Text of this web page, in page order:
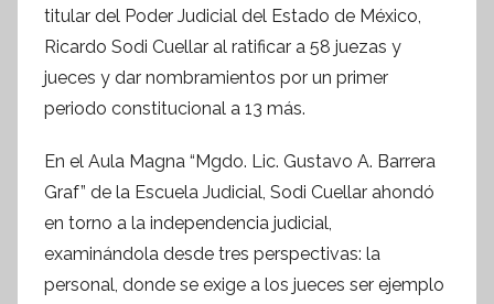
t
e
s
i
n
f
o
titular del Poder Judicial del Estado de México,
Ricardo Sodi Cuellar al ratificar a 58 juezas y
jueces y dar nombramientos por un primer
periodo constitucional a 13 más.
En el Aula Magna “Mgdo. Lic. Gustavo A. Barrera
Graf” de la Escuela Judicial, Sodi Cuellar ahondó
en torno a la independencia judicial,
examinándola desde tres perspectivas: la
personal, donde se exige a los jueces ser ejemplo